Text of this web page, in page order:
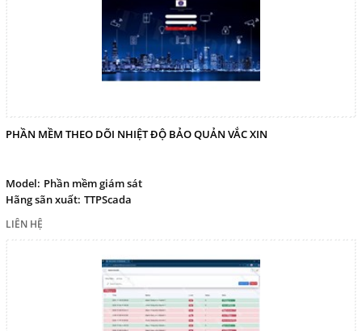
PHẦN MỀM THEO DÕI NHIỆT ĐỘ BẢO QUẢN VẮC XIN
Model: Phần mềm giám sát
Hãng sãn xuất: TTPScada
LIÊN HỆ